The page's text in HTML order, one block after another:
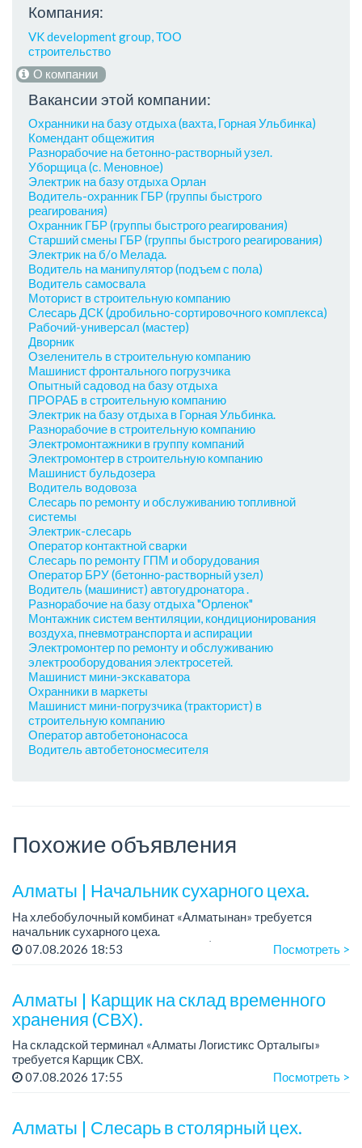
Компания:
VK development group, ТОО
строительство
О компании
Вакансии этой компании:
Охранники на базу отдыха (вахта, Горная Ульбинка)
Комендант общежития
Разнорабочие на бетонно-растворный узел.
Уборщица (с. Меновное)
Электрик на базу отдыха Орлан
Водитель-охранник ГБР (группы быстрого
реагирования)
Охранник ГБР (группы быстрого реагирования)
Старший смены ГБР (группы быстрого реагирования)
Электрик на б/о Мелада.
Водитель на манипулятор (подъем с пола)
Водитель самосвала
Моторист в строительную компанию
Слесарь ДСК (дробильно-сортировочного комплекса)
Рабочий-универсал (мастер)
Дворник
Озеленитель в строительную компанию
Машинист фронтального погрузчика
Опытный садовод на базу отдыха
ПРОРАБ в строительную компанию
Электрик на базу отдыха в Горная Ульбинка.
Разнорабочие в строительную компанию
Электромонтажники в группу компаний
Электромонтер в строительную компанию
Машинист бульдозера
Водитель водовоза
Слесарь по ремонту и обслуживанию топливной
системы
Электрик-слесарь
Оператор контактной сварки
Слесарь по ремонту ГПМ и оборудования
Оператор БРУ (бетонно-растворный узел)
Водитель (машинист) автогудронатора .
Разнорабочие на базу отдыха "Орленок"
Монтажник систем вентиляции, кондиционирования
воздуха, пневмотранспорта и аспирации
Электромонтер по ремонту и обслуживанию
электрооборудования электросетей.
Машинист мини-экскаватора
Охранники в маркеты
Машинист мини-погрузчика (тракторист) в
строительную компанию
Оператор автобетононасоса
Водитель автобетоносмесителя
Похожие объявления
Алматы | Начальник сухарного цеха.
На хлебобулочный комбинат «Алматынан» требуется
начальник сухарного цеха.
Зарплата: от 300 000 тенге на руки (обсуждается на
Требования: оп...
07.08.2026 18:53 Посмотреть >
Алматы | Карщик на склад временного
хранения (СВХ).
На складской терминал «Алматы Логистикс Орталыгы»
требуется Карщик СВХ.
График работы: 6/1, с 09.00 до 18.00.
07.08.2026 17:55 Посмотреть >
Алматы | Слесарь в столярный цех.